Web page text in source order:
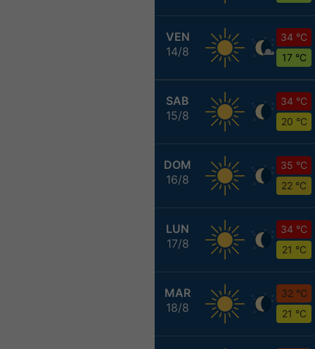
VEN
14/8
34 °C
17 °C
SAB
15/8
34 °C
20 °C
DOM
16/8
35 °C
22 °C
LUN
17/8
34 °C
21 °C
MAR
18/8
32 °C
21 °C